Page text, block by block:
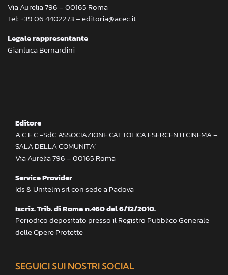
Via Aurelia 796 – 00165 Roma
Tel: +39.06.4402273 – editoria@acec.it
Legale rappresentante
Gianluca Bernardini
Editore
A.C.E.C.-SdC ASSOCIAZIONE CATTOLICA ESERCENTI CINEMA –
SALA DELLA COMUNITA’
Via Aurelia 796 – 00165 Roma
Service Provider
Ids & Unitelm srl con sede a Padova
Iscriz. Trib. di Roma n.460 del 6/12/2010.
Periodico depositato presso il Registro Pubblico Generale
delle Opere Protette
SEGUICI SUI NOSTRI SOCIAL